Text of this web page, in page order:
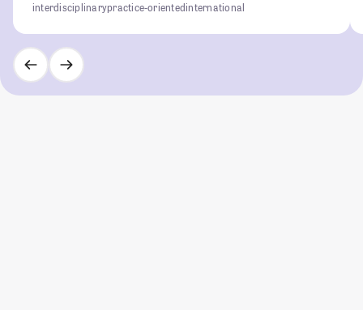
interdisciplinarypractice-orientedinternational